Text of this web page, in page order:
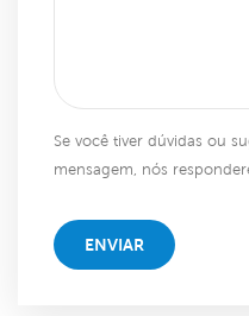
Se você tiver dúvidas ou
mensagem, nós
ENVIAR